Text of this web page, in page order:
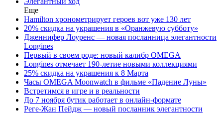
Еще
Hamilton хронометрирует героев вот уже 130 лет
20% скидка на украшения в «Оранжевую субботу»
Дженнифер Лоуренс — новая посланница элегантности
Longines
Первый в своем роде: новый калибр OMEGA
Longines отмечает 190-летие новыми коллекциями
25% скидка на украшения к 8 Марта
Часы OMEGA Moonwatch в фильме «Падение Луны»
Встретимся в игре и в реальности
До 7 ноября бутик работает в онлайн-формате
Реге-Жан Пейдж — новый посланник элегантности